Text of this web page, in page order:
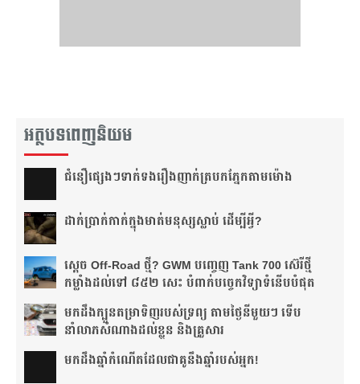
អត្ថបទពេញនិយម
ជំនឿ​ផ្សេងៗ​ទាក់ទង​រឿង​ញាក់​ត្របក​ភ្នែក​តាម​ម៉ោង​
ដាក់​ប្រាក់​កាក់​ក្នុង​មាត់​មនុស្ស​ស្លាប់ ដើម្បី​អ្វី?
ស្តេច Off-Road ថ្មី? GWM បញ្ចេញ Tank 700 ស៊េរីថ្មី
កម្លាំងដល់ទៅ ៨៥២ សេះ បំពាក់បច្ចេកវិទ្យាទំនើបបំផុត
មកដឹងក្បួនតម្រាទិញរបស់ទ្រព្យ តាមថ្ងៃនីមួយៗ ទើប
នាំលាភសំណាងដល់ខ្លួន និងគ្រួសារ
មក​ដឹងឆ្នាំ​កំណើត​ដែល​ជា​គូ​នឹង​ឆ្នាំ​របស់​អ្នក!​